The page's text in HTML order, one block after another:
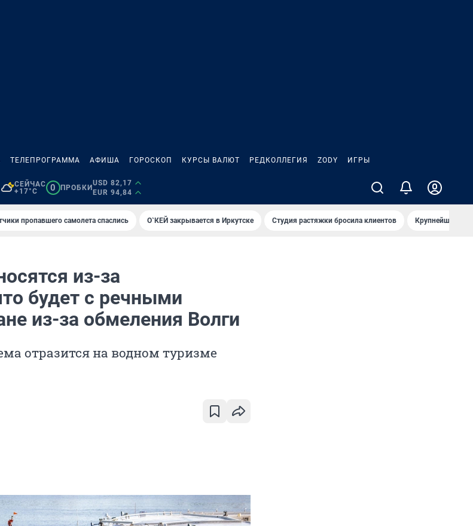
ТЕЛЕПРОГРАММА АФИША ГОРОСКОП КУРСЫ ВАЛЮТ РЕДКОЛЛЕГИЯ ZODY ИГРЫ
СЕЙЧАС
+17°C
0 ПРОБКИ
USD 82,17
EUR 94,84
пропавшего самолета спаслись О`КЕЙ закрывается в Иркутске Студия растяжки бросила клиентов Крупнейшие
из-за
будет с речными
из-за обмеления Волги
отразится на водном туризме